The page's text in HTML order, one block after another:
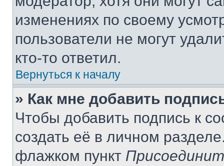
изменениях по своему
пользователи не могут
кто-то ответил.
Вернуться к началу
» Как мне добавить
Чтобы добавить подпись к
создать её в личном
флажком пункт